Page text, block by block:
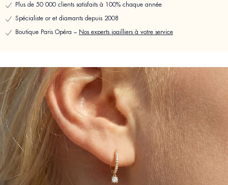
Plus de 50 000 clients satisfaits à 100% chaque année
Spécialiste or et diamants depuis 2008
Boutique Paris Opéra – Nos experts joailliers à votre service